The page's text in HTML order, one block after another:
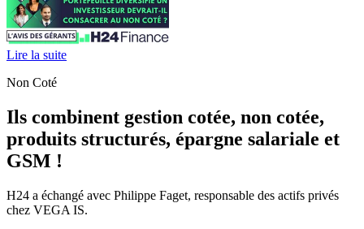
Lire la suite
Non Coté
Ils combinent gestion cotée, non cotée,
produits structurés, épargne salariale et
GSM !
H24 a échangé avec Philippe Faget, responsable des actifs privés
chez VEGA IS.